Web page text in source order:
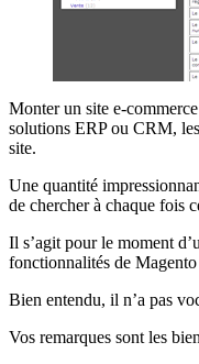
Monter un site e-
solutions ERP ou CRM,
site.
Une quantité
de chercher à chaque fois
Il s’agit pour le moment
fonctionnalités de
Bien entendu, il n’a pas
Vos remarques sont les